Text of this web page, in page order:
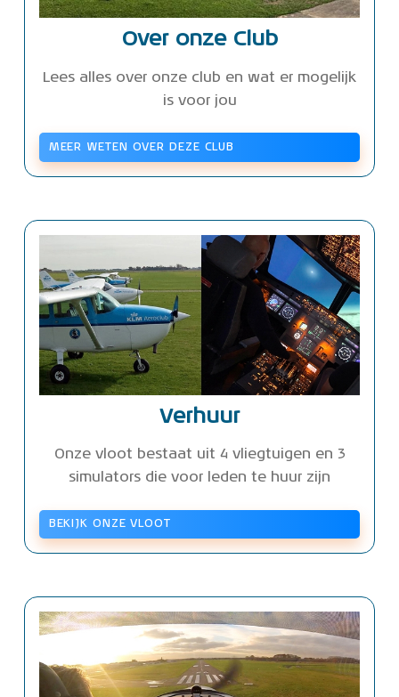
Over onze Club
Lees alles over onze club en wat er mogelijk
is voor jou
MEER WETEN OVER DEZE CLUB
Verhuur
Onze vloot bestaat uit 4 vliegtuigen en 3
simulators die voor leden te huur zijn
BEKIJK ONZE VLOOT